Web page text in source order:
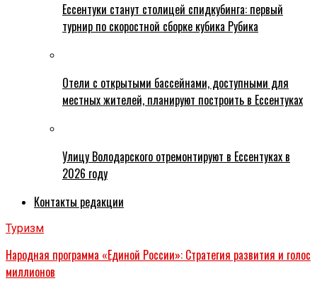
Ессентуки станут столицей спидкубинга: первый
турнир по скоростной сборке кубика Рубика
Отели с открытыми бассейнами, доступными для
местных жителей, планируют построить в Ессентуках
Улицу Володарского отремонтируют в Ессентуках в
2026 году
Контакты редакции
Туризм
Народная программа «Единой России»: Стратегия развития и голос
миллионов